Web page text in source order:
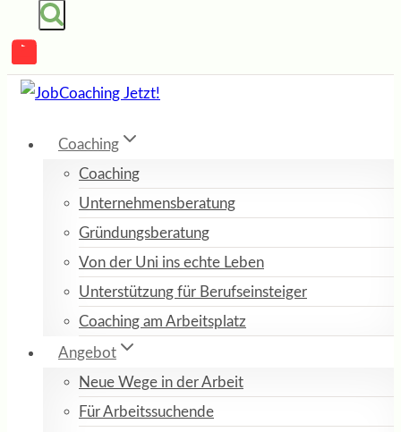
Coaching
Coaching
Unternehmensberatung
Gründungsberatung
Von der Uni ins echte Leben
Unterstützung für Berufseinsteiger
Coaching am Arbeitsplatz
Angebot
Neue Wege in der Arbeit
Für Arbeitssuchende